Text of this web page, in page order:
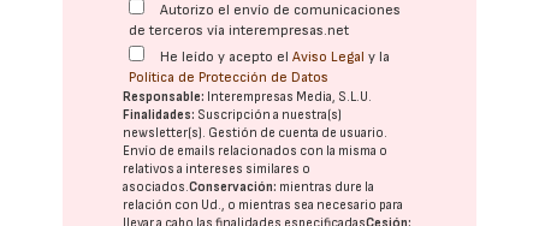
Autorizo el envío de comunicaciones
de terceros vía interempresas.net
He leído y acepto elAviso Legal y la
Política de Protección de Datos
Responsable: Interempresas Media, S.L.U.
Finalidades: Suscripción a nuestra(s)
newsletter(s). Gestión de cuenta de usuario.
Envío de emails relacionados con la misma o
relativos a intereses similares o
asociados.Conservación: mientras dure la
relación con Ud., o mientras sea necesario para